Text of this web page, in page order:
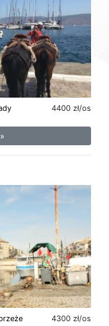
4400 zł/os
4300 zł/os